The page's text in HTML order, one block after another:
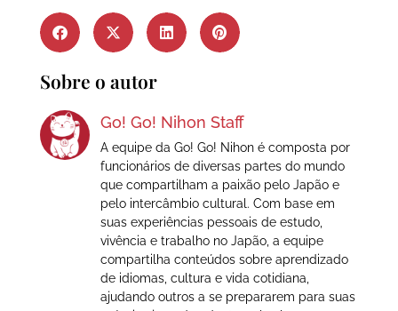
Sobre o autor
Go! Go! Nihon Staff
A equipe da Go! Go! Nihon é composta por
funcionários de diversas partes do mundo
que compartilham a paixão pelo Japão e
pelo intercâmbio cultural. Com base em
suas experiências pessoais de estudo,
vivência e trabalho no Japão, a equipe
compartilha conteúdos sobre aprendizado
de idiomas, cultura e vida cotidiana,
ajudando outros a se prepararem para suas